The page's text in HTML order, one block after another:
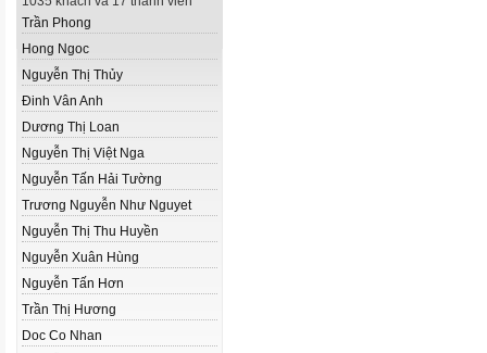
Trần Phong
Hong Ngoc
Nguyễn Thị Thủy
Đinh Vân Anh
Dương Thị Loan
Nguyễn Thị Việt Nga
Nguyễn Tấn Hải Tường
Trương Nguyễn Như Nguyet
Nguyễn Thị Thu Huyền
Nguyễn Xuân Hùng
Nguyễn Tấn Hơn
Trần Thị Hương
Doc Co Nhan